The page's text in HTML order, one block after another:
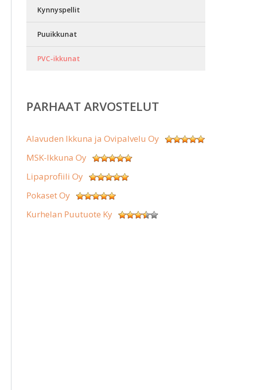
Kynnyspellit
Puuikkunat
PVC-ikkunat
PARHAAT ARVOSTELUT
Alavuden Ikkuna ja Ovipalvelu Oy
MSK-Ikkuna Oy
Lipaprofiili Oy
Pokaset Oy
Kurhelan Puutuote Ky